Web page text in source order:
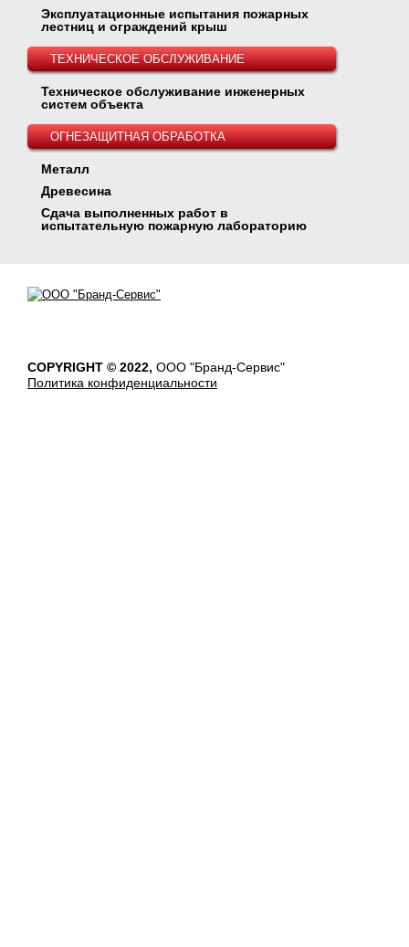
Эксплуатационные испытания пожарных
лестниц и ограждений крыш
ТЕХНИЧЕСКОЕ ОБСЛУЖИВАНИЕ
Техническое обслуживание инженерных
систем объекта
ОГНЕЗАЩИТНАЯ ОБРАБОТКА
Металл
Древесина
Сдача выполненных работ в
испытательную пожарную лабораторию
COPYRIGHT © 2022, ООО "Бранд-Сервис"
Политика конфиденциальности